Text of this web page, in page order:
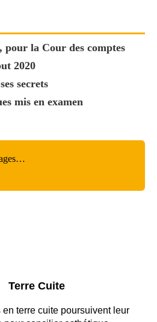
la Cour des comptes
2020
secrets
mis en examen
et garages
sécurisation des accès, durabilité